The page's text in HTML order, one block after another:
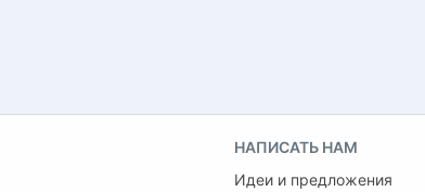
НАПИСАТЬ НАМ
Идеи и предложения